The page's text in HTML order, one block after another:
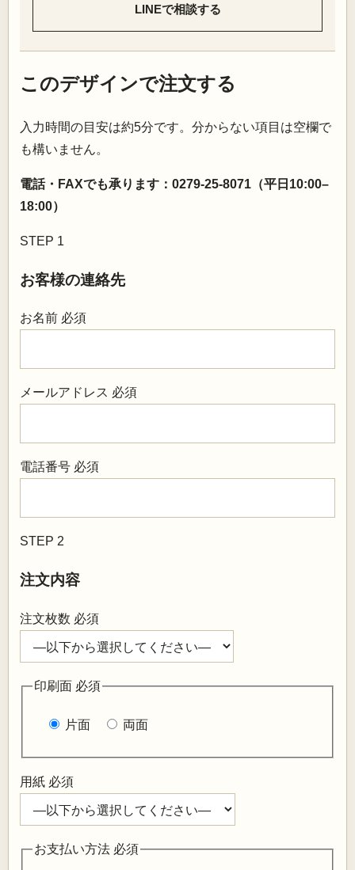
LINEで相談する
このデザインで注文する
入力時間の目安は約5分です。分からない項目は空欄で
も構いません。
電話・FAXでも承ります：0279-25-8071（平日10:00–
18:00）
STEP 1
お客様の連絡先
お名前 必須
メールアドレス 必須
電話番号 必須
STEP 2
注文内容
注文枚数 必須
印刷面 必須
片面 両面
用紙 必須
お支払い方法 必須